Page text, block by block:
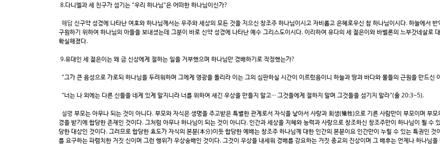
8.다니엘과 세 친구가 섬기는 "우리 하나님"은 어떠한 하나님이신가?
해답신구약 성경에 나타난 여호와 하나님께서는 우주와 세상의 모든 것을 지으신 창조주 하나님이시고 자비롭고 은혜로우신 참 하나님이시다. 하늘에서
구원하기 위하여 하나님의 아들을 보내셨는데 그분이 바로 신약 성경에 나타난 예수 그리스도이시다. 이리하여 유다의 세 젊은이와 바벨론의 느부갓네살로
확실해졌다.
9.유대인 세 젊은이는 왜 금 신상에게 절하는 일을 거부했으며 하나님만 경배하기로 작정했는가?
"그가 큰 음성으로 가로되 하나님을 두려워하며 그에게 영광을 돌리라 이는 그의 심판하실 시간이 이르렀음이니 하늘과 땅과 바다와 물들의 근원을 만드신
"너는 나 외에는 다른 신들을 네게 있게 말지니라 너를 위하여 새긴 우상을 만들지 말고··· 그것들에게 절하지 말며 그것들을 섬기지 말라"(출 20:3~5).
설명 부모는 아무나 되는 것이 아니다. 부모와 자식은 생명을 주고받은 특별한 관계로서 자식을 낳아서 사랑과 희생(犧牲)으로 기른 사람만이 부모이며 부
경을 받기에 합당한 존재인 것이다. 그처럼 아무나 하나님이 되는 것이 아니다. 인간과 세상을 지혜와 능력과 사랑으로 창조하신 창조주만이 하나님이 될 수
당한 대상인 것이다. 그러므로 합당한 효도가 자식의 본분(本分)이듯 합당한 예배는 창조주 하나님께 대한 인간의 본분이요 인간만이 누릴 수 있는 특권인
를 요구하는 파렴치한 거짓 신이며 그런 행위가 우상숭배인 것이다. 그것이 우상을 내세워 경배를 강요하는 거짓 종교의 진상이며 그 배후는 언제나 하나님